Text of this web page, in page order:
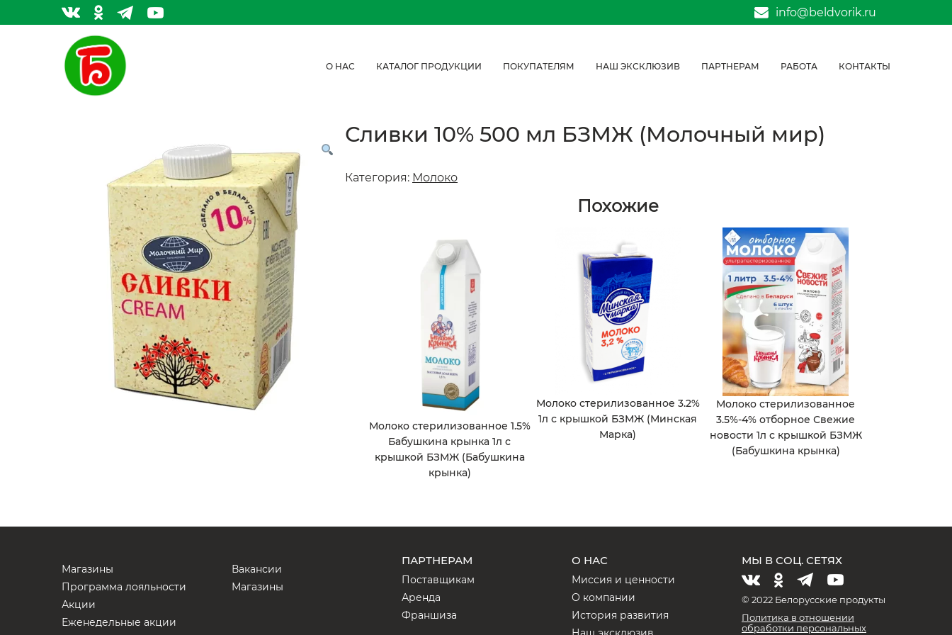
info@beldvorik.ru
О НАС КАТАЛОГ ПРОДУКЦИИ ПОКУПАТЕЛЯМ НАШ ЭКСКЛЮЗИВ ПАРТНЕРАМ РАБОТА КОНТАКТЫ
Сливки 10% 500 мл БЗМЖ (Молочный мир)
Категория: Молоко
Похожие
Молоко стерилизованное 1.5%
Бабушкина крынка 1л с
крышкой БЗМЖ (Бабушкина
крынка)
Молоко стерилизованное 3.2%
1л с крышкой БЗМЖ (Минская
Марка)
Молоко стерилизованное
3.5%-4% отборное Свежие
новости 1л с крышкой БЗМЖ
(Бабушкина крынка)
Магазины
Программа лояльности
Акции
Еженедельные акции
Вакансии
Магазины
ПАРТНЕРАМ
Поставщикам
Аренда
Франшиза
О НАС
Миссия и ценности
О компании
История развития
МЫ В СОЦ. СЕТЯХ
© 2022 Белорусские продукты
Политика в отношении
обработки персональных